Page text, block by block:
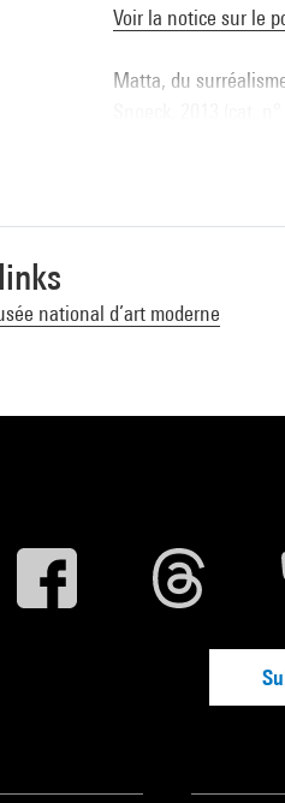
Voir la notice sur le
Matta, du
Snoeck, 2013 (cat.
national d’art moderne